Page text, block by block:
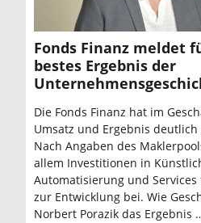
Fonds Finanz meldet
bestes Ergebnis der
Die Fonds Finanz hat im
Umsatz und Ergebnis deutlich
Nach Angaben des
allem Investitionen in
Automatisierung und
zur Entwicklung bei. Wie
Norbert Porazik das Ergebnis